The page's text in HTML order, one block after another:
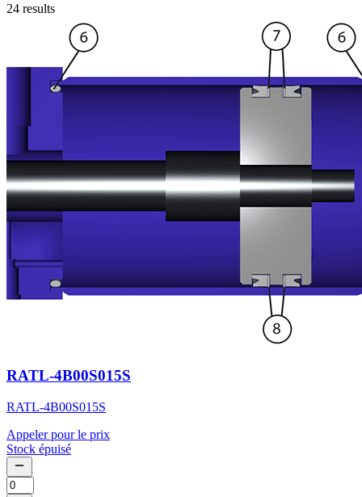
24 results
RATL-4B00S015S
RATL-4B00S015S
Appeler pour le prix
Stock épuisé